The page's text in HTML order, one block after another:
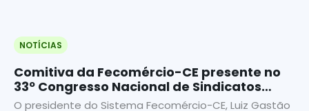
NOTÍCIAS
Comitiva da Fecomércio-CE presente no
33º Congresso Nacional de Sindicatos
Empresariais
O presidente do Sistema Fecomércio-CE, Luiz Gastão